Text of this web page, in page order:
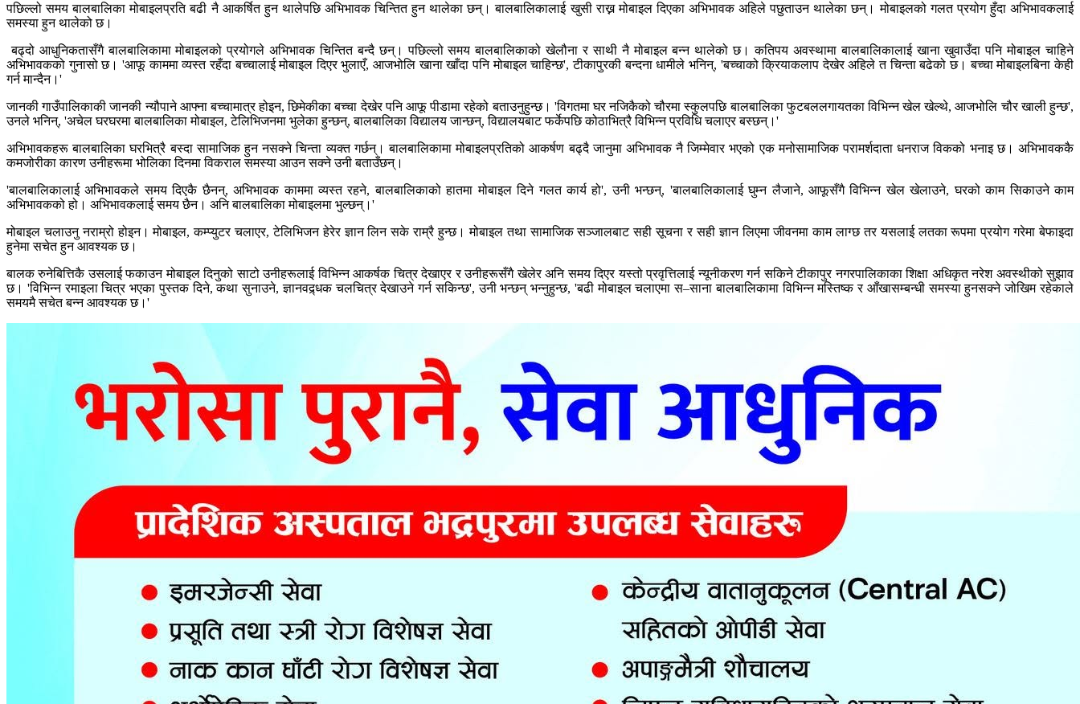
पछिल्लो समय बालबालिका मोबाइलप्रति बढी नै आकर्षित हुन थालेपछि अभिभावक चिन्तित हुन थालेका छन्। बालबालिकालाई खुसी राख्न मोबाइल दिएका अभिभावक अहिले पछुताउन थालेका छन्। मोबाइलको गलत प्रयोग हुँदा अभिभावकलाई
समस्या हुन थालेको छ।
बढ्दो आधुनिकतासँगै बालबालिकामा मोबाइलको प्रयोगले अभिभावक चिन्तित बन्दै छन्। पछिल्लो समय बालबालिकाको खेलौना र साथी नै मोबाइल बन्न थालेको छ। कतिपय अवस्थामा बालबालिकालाई खाना खुवाउँदा पनि मोबाइल चाहिने
अभिभावकको गुनासो छ। 'आफू काममा व्यस्त रहँदा बच्चालाई मोबाइल दिएर भुलाएँ, आजभोलि खाना खाँदा पनि मोबाइल चाहिन्छ', टीकापुरकी बन्दना धामीले भनिन्, 'बच्चाको क्रियाकलाप देखेर अहिले त चिन्ता बढेको छ। बच्चा मोबाइलबिना केही
गर्न मान्दैन।'
जानकी गाउँपालिकाकी जानकी न्यौपाने आफ्ना बच्चामात्र होइन, छिमेकीका बच्चा देखेर पनि आफू पीडामा रहेको बताउनुहुन्छ। 'विगतमा घर नजिकैको चौरमा स्कुलपछि बालबालिका फुटबललगायतका विभिन्न खेल खेल्थे, आजभोलि चौर खाली हुन्छ',
उनले भनिन्, 'अचेल घरघरमा बालबालिका मोबाइल, टेलिभिजनमा भुलेका हुन्छन्, बालबालिका विद्यालय जान्छन्, विद्यालयबाट फर्केपछि कोठाभित्रै विभिन्न प्रविधि चलाएर बस्छन्।'
अभिभावकहरू बालबालिका घरभित्रै बस्दा सामाजिक हुन नसक्ने चिन्ता व्यक्त गर्छन्। बालबालिकामा मोबाइलप्रतिको आकर्षण बढ्दै जानुमा अभिभावक नै जिम्मेवार भएको एक मनोसामाजिक परामर्शदाता धनराज विकको भनाइ छ। अभिभावककै
कमजोरीका कारण उनीहरूमा भोलिका दिनमा विकराल समस्या आउन सक्ने उनी बताउँछन्।
'बालबालिकालाई अभिभावकले समय दिएकै छैनन्, अभिभावक काममा व्यस्त रहने, बालबालिकाको हातमा मोबाइल दिने गलत कार्य हो', उनी भन्छन्, 'बालबालिकालाई घुम्न लैजाने, आफूसँगै विभिन्न खेल खेलाउने, घरको काम सिकाउने काम
अभिभावकको हो। अभिभावकलाई समय छैन। अनि बालबालिका मोबाइलमा भुल्छन्।'
मोबाइल चलाउनु नराम्रो होइन। मोबाइल, कम्प्युटर चलाएर, टेलिभिजन हेरेर ज्ञान लिन सके राम्रै हुन्छ। मोबाइल तथा सामाजिक सञ्जालबाट सही सूचना र सही ज्ञान लिएमा जीवनमा काम लाग्छ तर यसलाई लतका रूपमा प्रयोग गरेमा बेफाइदा
हुनेमा सचेत हुन आवश्यक छ।
बालक रुनेबित्तिकै उसलाई फकाउन मोबाइल दिनुको साटो उनीहरूलाई विभिन्न आकर्षक चित्र देखाएर र उनीहरूसँगै खेलेर अनि समय दिएर यस्तो प्रवृत्तिलाई न्यूनीकरण गर्न सकिने टीकापुर नगरपालिकाका शिक्षा अधिकृत नरेश अवस्थीको सुझाव
छ। 'विभिन्न रमाइला चित्र भएका पुस्तक दिने, कथा सुनाउने, ज्ञानवद्र्धक चलचित्र देखाउने गर्न सकिन्छ', उनी भन्छन् भन्नुहुन्छ, 'बढी मोबाइल चलाएमा स–साना बालबालिकामा विभिन्न मस्तिष्क र आँखासम्बन्धी समस्या हुनसक्ने जोखिम रहेकाले
समयमै सचेत बन्न आवश्यक छ।'